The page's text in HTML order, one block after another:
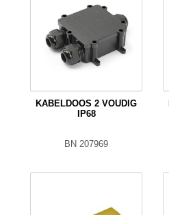
KABELDOOS 2 VOUDIG
IP68
BN 207969